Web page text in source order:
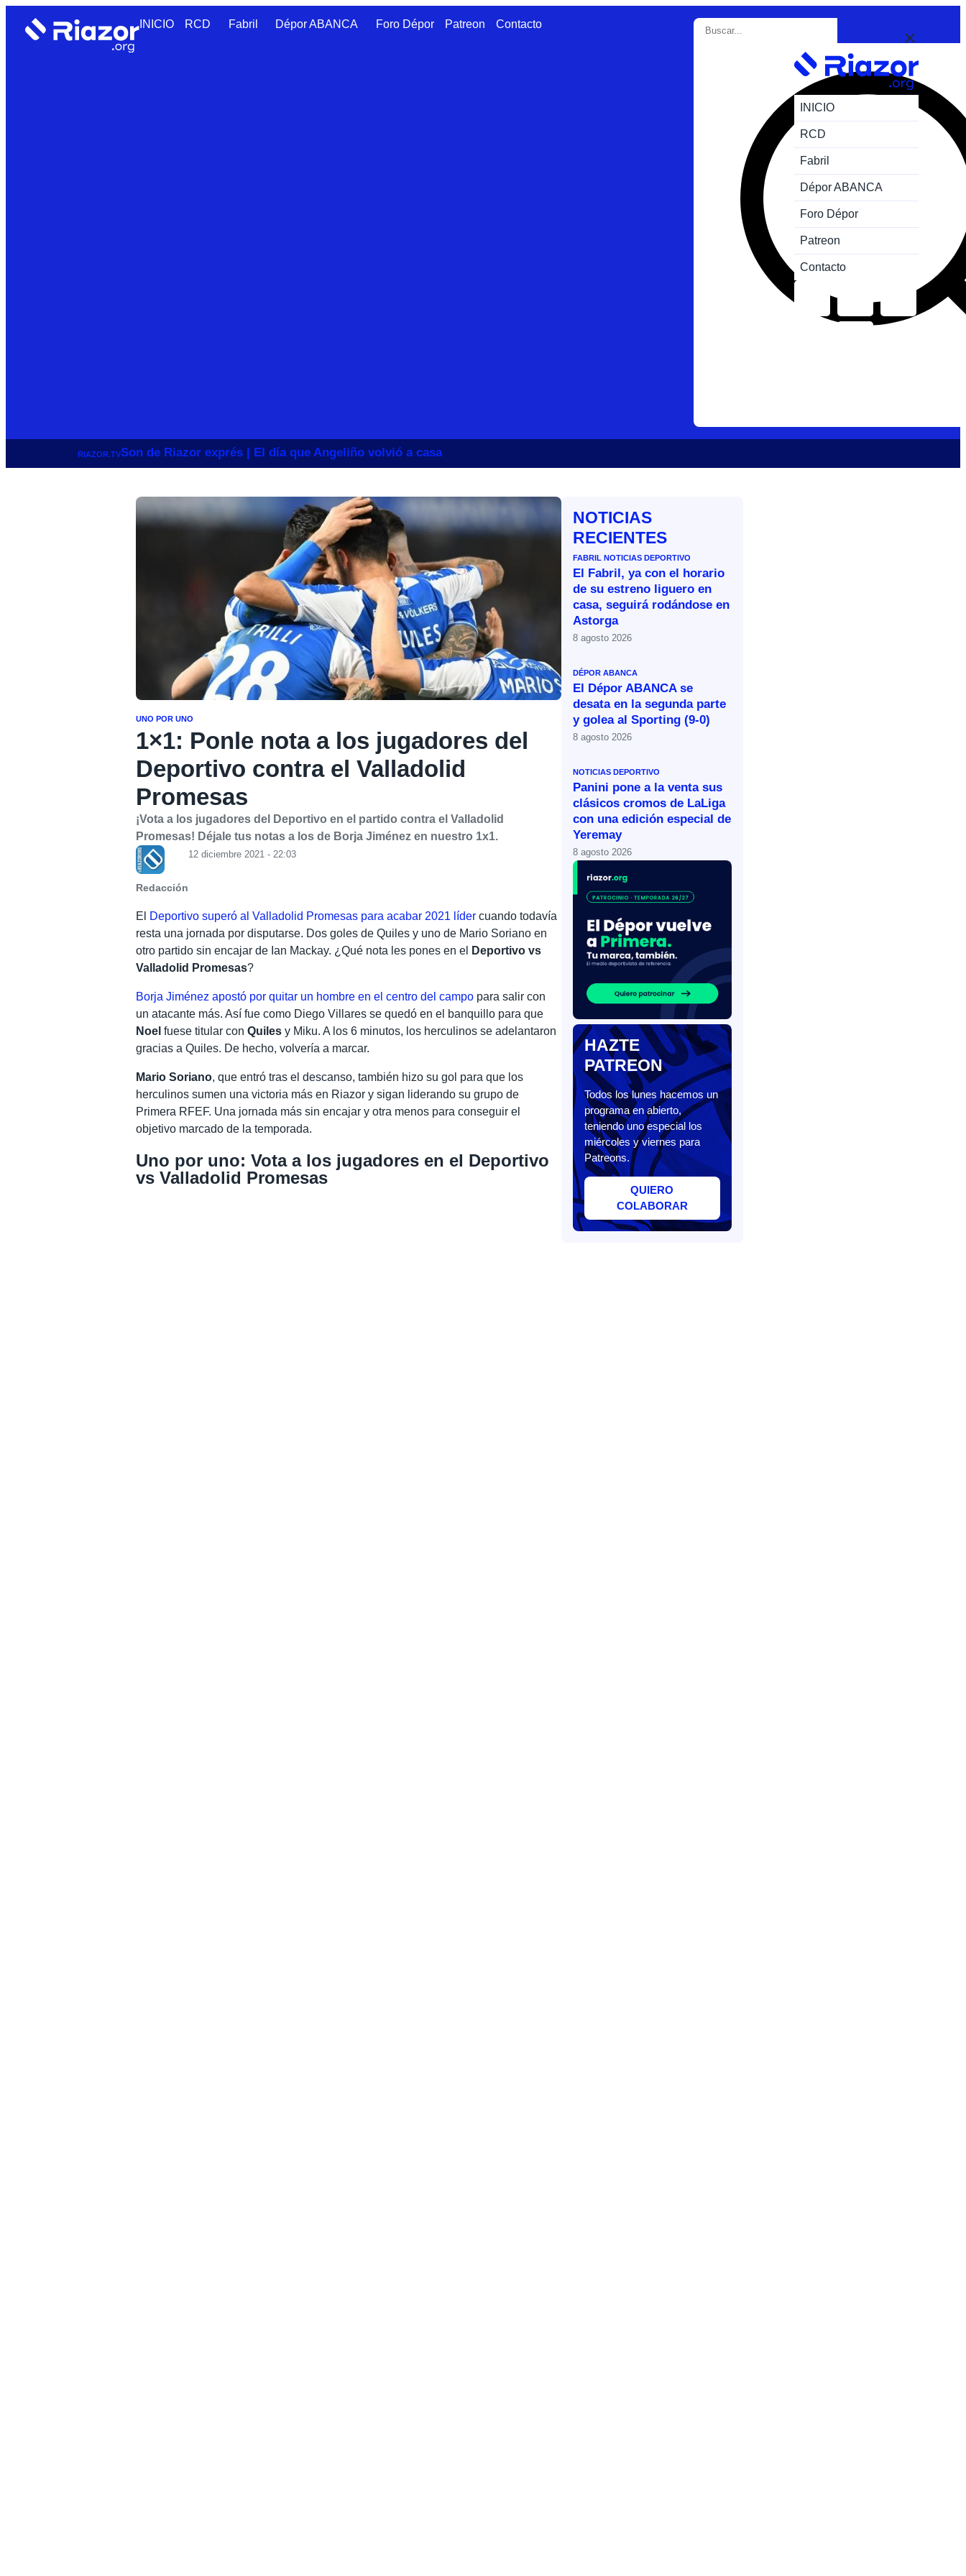
INICIO RCD Fabril Dépor ABANCA Foro Dépor Patreon Contacto
INICIO
RCD
Fabril
Dépor ABANCA
Foro Dépor
Patreon
Contacto
RIAZOR.TVSon de Riazor exprés | El día que Angeliño volvió a casa
UNO POR UNO
1×1: Ponle nota a los jugadores del
Deportivo contra el Valladolid
Promesas
¡Vota a los jugadores del Deportivo en el partido contra el Valladolid
Promesas! Déjale tus notas a los de Borja Jiménez en nuestro 1x1.
Redacción
12 diciembre 2021 - 22:03
El Deportivo superó al Valladolid Promesas para acabar 2021 líder cuando todavía
resta una jornada por disputarse. Dos goles de Quiles y uno de Mario Soriano en
otro partido sin encajar de Ian Mackay. ¿Qué nota les pones en el
Deportivo vs
Valladolid Promesas?
Borja Jiménez apostó por quitar un hombre en el centro del campo para salir con
un atacante más. Así fue como Diego Villares se quedó en el banquillo para que
Noel fuese titular conQuiles y Miku. A los 6 minutos, los herculinos se adelantaron
gracias a Quiles. De hecho, volvería a marcar.
Mario Soriano, que entró tras el descanso, también hizo su gol para que los
herculinos sumen una victoria más en Riazor y sigan liderando su grupo de
Primera RFEF. Una jornada más sin encajar y otra menos para conseguir el
objetivo marcado de la temporada.
Uno por uno: Vota a los jugadores en el Deportivo
vs Valladolid Promesas
NOTICIAS
RECIENTES
FABRIL NOTICIAS DEPORTIVO
El Fabril, ya con el horario
de su estreno liguero en
casa, seguirá rodándose en
Astorga
8 agosto 2026
DÉPOR ABANCA
El Dépor ABANCA se
desata en la segunda parte
y golea al Sporting (9-0)
8 agosto 2026
NOTICIAS DEPORTIVO
Panini pone a la venta sus
clásicos cromos de LaLiga
con una edición especial de
Yeremay
8 agosto 2026
HAZTE
PATREON
Todos los lunes hacemos un
programa en abierto,
teniendo uno especial los
miércoles y viernes para
Patreons.
QUIERO
COLABORAR